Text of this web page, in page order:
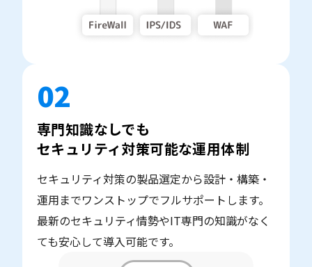
02
専門知識なしでも
セキュリティ対策可能な運用体制
セキュリティ対策の製品選定から設計・構築・
運用までワンストップでフルサポートします。
最新のセキュリティ情勢やIT専門の知識がなく
ても安心して導入可能です。